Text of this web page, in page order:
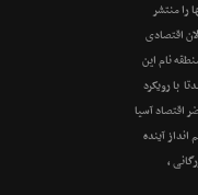
را منتشر
اقتصادی
با رویکرد
اقتصاد آسیا
آینده
،